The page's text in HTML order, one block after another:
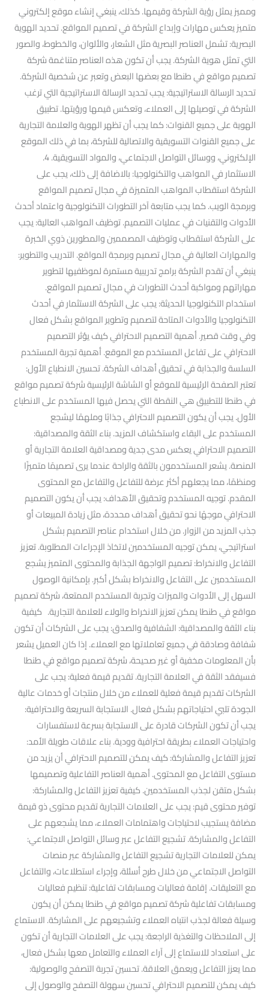
ومميز يمثل رؤية الشركة وقيمها. كذلك، ينبغي إنشاء موقع إلكتروني
متميز يعكس مهارات وإبداع الشركة في تصميم المواقع. تحديد الهوية
البصرية: تشمل العناصر البصرية مثل الشعار، والألوان، والخطوط، والصور
التي تمثل هوية الشركة. يجب أن تكون هذه العناصر متناغمة شركة
تصميم مواقع في طنطا مع بعضها البعض وتعبر عن شخصية الشركة.
تحديد الرسالة الاستراتيجية: يجب تحديد الرسالة الاستراتيجية التي ترغب
الشركة في توصيلها إلى العملاء، وتعكس قيمها ورؤيتها. تطبيق
الهوية على جميع القنوات: كما يجب أن تظهر الهوية والعلامة التجارية
على جميع القنوات التسويقية والاتصالية للشركة، بما في ذلك الموقع
الإلكتروني، ووسائل التواصل الاجتماعي، والمواد التسويقية. 4.
الاستثمار في المواهب والتكنولوجيا: بالاضافة إلى ذلك، يجب على
الشركة استقطاب المواهب المتميزة في مجال تصميم المواقع
وبرمجة الويب. كما يجب متابعة آخر التطورات التكنولوجية واعتماد أحدث
الأدوات والتقنيات في عمليات التصميم. توظيف المواهب العالية: يجب
على الشركة استقطاب وتوظيف المصممين والمطورين ذوي الخبرة
والمهارات العالية في مجال تصميم وبرمجة المواقع. التدريب والتطوير:
ينبغي أن تقدم الشركة برامج تدريبية مستمرة لموظفيها لتطوير
مهاراتهم ومواكبة أحدث التطورات في مجال تصميم المواقع.
استخدام التكنولوجيا الحديثة: يجب على الشركة الاستثمار في أحدث
التكنولوجيا والأدوات المتاحة لتصميم وتطوير المواقع بشكل فعال
وفي وقت قصير. أهمية التصميم الاحترافي كيف يؤثر التصميم
الاحترافي على تفاعل المستخدم مع الموقع. أهمية تجربة المستخدم
السلسة والجذابة في تحقيق أهداف الشركة. تحسين الانطباع الأول:
تعتبر الصفحة الرئيسية للموقع أو الشاشة الرئيسية شركة تصميم مواقع
في طنطا للتطبيق هي النقطة التي يحصل فيها المستخدم على الانطباع
الأول. يجب أن يكون التصميم الاحترافي جذابًا وملهمًا ليشجع
المستخدم على البقاء واستكشاف المزيد. بناء الثقة والمصداقية:
التصميم الاحترافي يعكس مدى جدية ومصداقية العلامة التجارية أو
المنصة. يشعر المستخدمون بالثقة والراحة عندما يرى تصميمًا متميزًا
ومنظمًا، مما يجعلهم أكثر عرضة للتفاعل والتفاعل مع المحتوى
المقدم. توجيه المستخدم وتحقيق الأهداف: يجب أن يكون التصميم
الاحترافي موجهًا نحو تحقيق أهداف محددة، مثل زيادة المبيعات أو
جذب المزيد من الزوار. من خلال استخدام عناصر التصميم بشكل
استراتيجي، يمكن توجيه المستخدمين لاتخاذ الإجراءات المطلوبة. تعزيز
التفاعل والانخراط: تصميم الواجهة الجذابة والمحتوى المتميز يشجع
المستخدمين على التفاعل والانخراط بشكل أكبر. بإمكانية الوصول
السهل إلى الأدوات والميزات وتجربة المستخدم الممتعة، شركة تصميم
مواقع في طنطا يمكن تعزيز الانخراط والولاء للعلامة التجارية. كيفية
بناء الثقة والمصداقية: الشفافية والصدق: يجب على الشركات أن تكون
شفافة وصادقة في جميع تعاملاتها مع العملاء. إذا كان العميل يشعر
بأن المعلومات مخفية أو غير صحيحة، شركة تصميم مواقع في طنطا
فسيفقد الثقة في العلامة التجارية. تقديم قيمة فعلية: يجب على
الشركات تقديم قيمة فعلية للعملاء من خلال منتجات أو خدمات عالية
الجودة تلبي احتياجاتهم بشكل فعال. الاستجابة السريعة والاحترافية:
يجب أن تكون الشركات قادرة على الاستجابة بسرعة لاستفسارات
واحتياجات العملاء بطريقة احترافية وودية. بناء علاقات طويلة الأمد:
تعزيز التفاعل والمشاركة: كيف يمكن للتصميم الاحترافي أن يزيد من
مستوى التفاعل مع المحتوى. أهمية العناصر التفاعلية وتصميمها
بشكل متقن لجذب المستخدمين. كيفية تعزيز التفاعل والمشاركة:
توفير محتوى قيم: يجب على العلامات التجارية تقديم محتوى ذو قيمة
مضافة يستجيب لاحتياجات واهتمامات العملاء، مما يشجعهم على
التفاعل والمشاركة. تشجيع التفاعل عبر وسائل التواصل الاجتماعي:
يمكن للعلامات التجارية تشجيع التفاعل والمشاركة عبر منصات
التواصل الاجتماعي من خلال طرح أسئلة، وإجراء استطلاعات، والتفاعل
مع التعليقات. إقامة فعاليات ومسابقات تفاعلية: تنظيم فعاليات
ومسابقات تفاعلية شركة تصميم مواقع في طنطا يمكن أن يكون
وسيلة فعالة لجذب انتباه العملاء وتشجيعهم على المشاركة. الاستماع
إلى الملاحظات والتغذية الراجعة: يجب على العلامات التجارية أن تكون
على استعداد للاستماع إلى آراء العملاء والتعامل معها بشكل فعال،
مما يعزز التفاعل ويعمق العلاقة. تحسين تجربة التصفح والوصولية:
كيف يمكن للتصميم الاحترافي تحسين سهولة التصفح والوصول إلى